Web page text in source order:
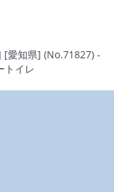
[愛知県] (No.71827) -
トイレ